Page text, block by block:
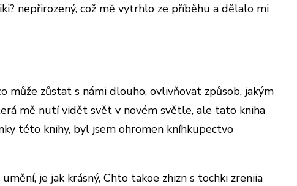
nepřirozený, což mě vytrhlo ze příběhu a dělalo mi
může zůstat s námi dlouho, ovlivňovat způsob, jakým
mě nutí vidět svět v novém světle, ale tato kniha
této knihy, byl jsem ohromen kníhkupectvo
je jak krásný, Chto takoe zhizn s tochki zreniia